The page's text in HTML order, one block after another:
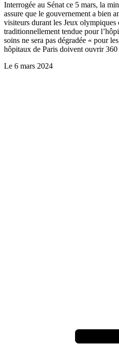
Interrogée au Sénat ce 5 mars, la
assure que le gouvernement a bien
visiteurs durant les Jeux olympiques
traditionnellement tendue pour
soins ne sera pas dégradée « pour
hôpitaux de Paris doivent ouvrir 360
Le 6 mars 2024